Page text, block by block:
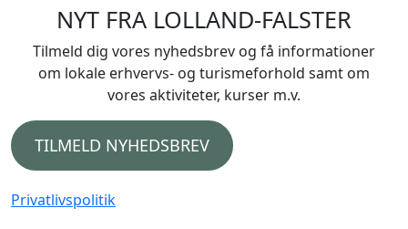
NYT FRA LOLLAND-FALSTER
Tilmeld dig vores nyhedsbrev og få informationer
om lokale erhvervs- og turismeforhold samt om
vores aktiviteter, kurser m.v.
TILMELD NYHEDSBREV
Privatlivspolitik